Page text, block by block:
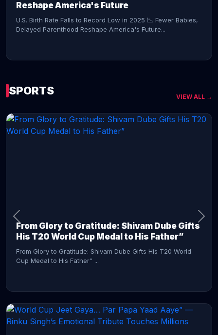
Reshape America's Future
U.S. Birth Rate Falls to Record Low in 2025 📉 Fewer Babies,
Delayed Parenthood Reshape America's Future...
SPORTS VIEW ALL →
From Glory to Gratitude: Shivam Dube Gifts
His T20 World Cup Medal to His Father”
From Glory to Gratitude: Shivam Dube Gifts His T20 World
Cup Medal to His Father” ...